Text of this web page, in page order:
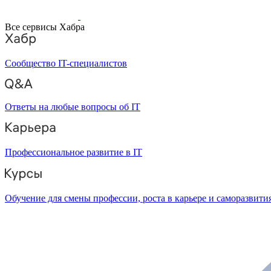
Все сервисы Хабра
Сообщество IT-специалистов
Ответы на любые вопросы об IT
Профессиональное развитие в IT
Обучение для смены профессии, роста в карьере и